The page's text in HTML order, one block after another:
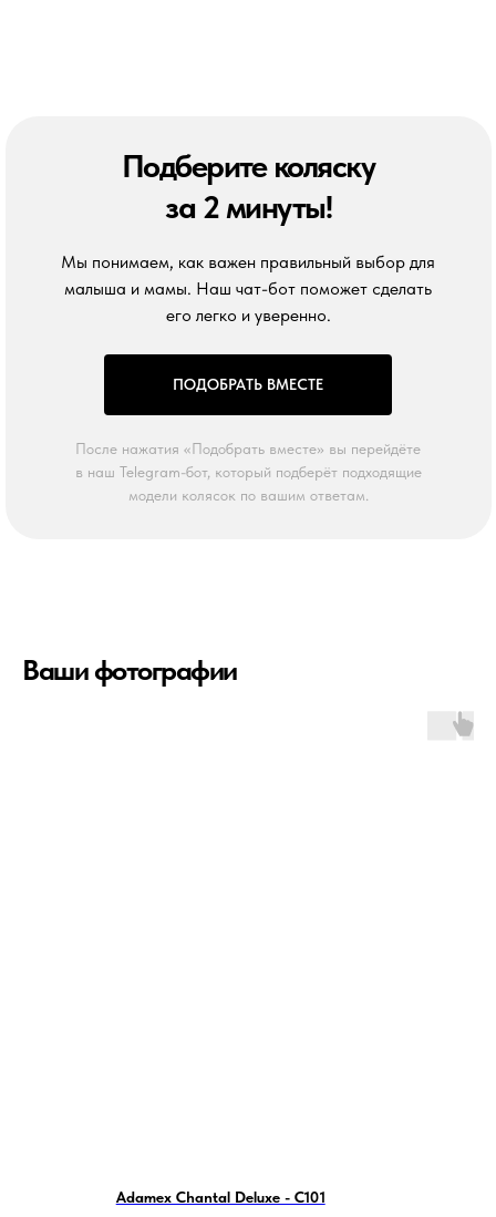
Подберите коляску
за 2 минуты!
После нажатия «Подобрать вместе» вы перейдёте
в наш Telegram-бот, который подберёт подходящие
модели колясок по вашим ответам.
Мы понимаем, как важен правильный выбор для
малыша и мамы. Наш чат-бот поможет сделать
его легко и уверенно.
ПОДОБРАТЬ ВМЕСТЕ
Ваши фотографии
Adamex Chantal Deluxe - C101